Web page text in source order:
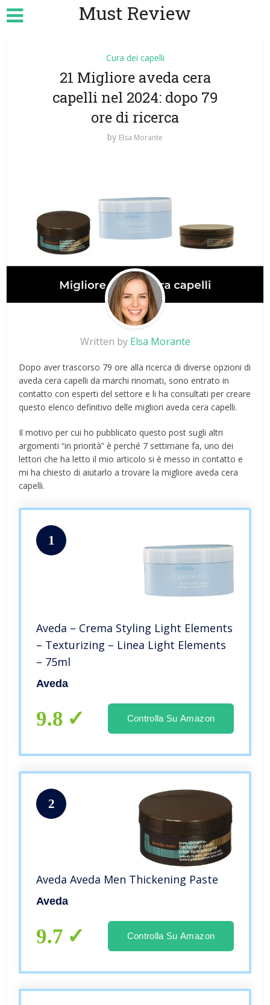
Must Review
Cura dei capelli
21 Migliore aveda cera
capelli nel 2024: dopo 79
ore di ricerca
by Elsa Morante
Written by Elsa Morante
Dopo aver trascorso 79 ore alla ricerca di diverse opzioni di
aveda cera capelli da marchi rinomati, sono entrato in
contatto con esperti del settore e li ha consultati per creare
questo elenco definitivo delle migliori aveda cera capelli.
Il motivo per cui ho pubblicato questo post sugli altri
argomenti “in priorità” è perché 7 settimane fa, uno dei
lettori che ha letto il mio articolo si è messo in contatto e
mi ha chiesto di aiutarlo a trovare la migliore aveda cera
capelli.
1
Aveda – Crema Styling Light Elements
– Texturizing – Linea Light Elements
– 75ml
Aveda
9.8 Controlla Su Amazon
2
Aveda Aveda Men Thickening Paste
Aveda
9.7 Controlla Su Amazon